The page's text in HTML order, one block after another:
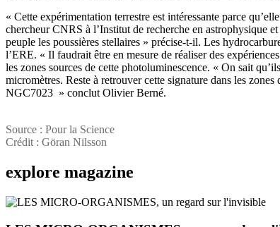
« Cette expérimentation terrestre est intéressante parce
chercheur CNRS à l’Institut de recherche en astrophysique
peuple les poussières stellaires » précise-t-il. Les
l’ERE. « Il faudrait être en mesure de réaliser des
les zones sources de cette photoluminescence. « On sait
micromètres. Reste à retrouver cette signature dans les
NGC7023 » conclut Olivier Berné.
Source : Pour la Science
Crédit : Göran Nilsson
explore magazine